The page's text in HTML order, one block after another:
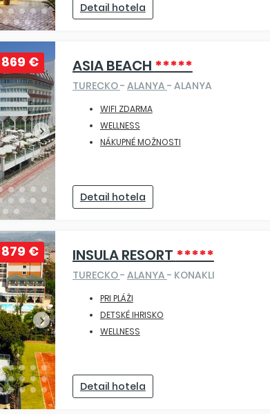
Detail hotela
ASIA BEACH *****
TURECKO- ALANYA - ALANYA
869 €
WIFI ZDARMA
WELLNESS
NÁKUPNÉ MOŽNOSTI
Detail hotela
INSULA RESORT *****
TURECKO- ALANYA - KONAKLI
879 €
PRI PLÁŽI
DETSKÉ IHRISKO
WELLNESS
Detail hotela